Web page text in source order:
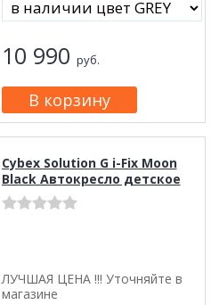
10 990 руб.
Cybex Solution G i-Fix Moon
Black Автокресло детское
ЛУЧШАЯ ЦЕНА !!! Уточняйте в
магазине